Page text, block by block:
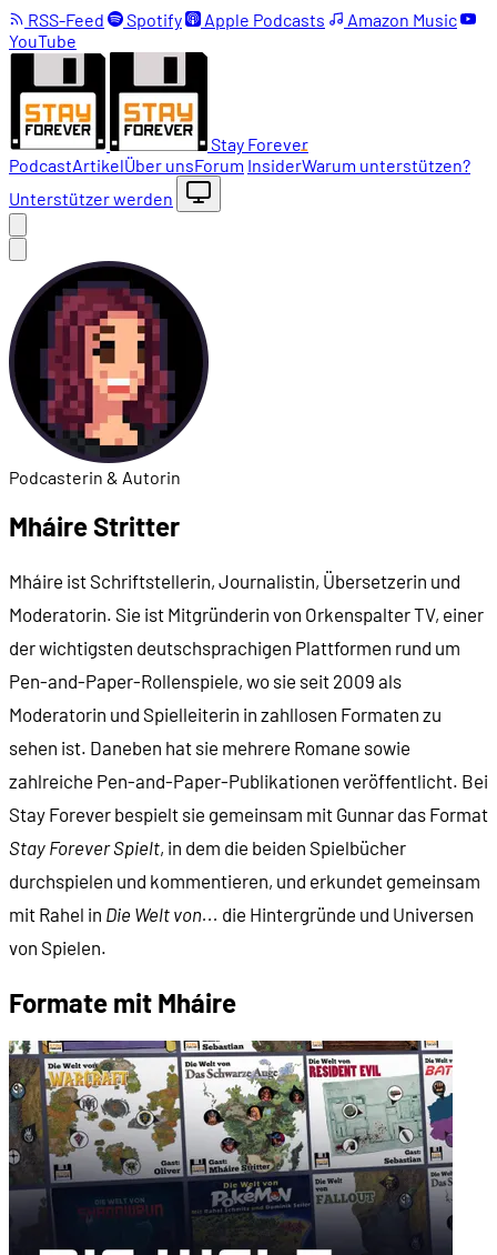
RSS-Feed Spotify Apple Podcasts
Amazon Music
YouTube
Stay Forever
PodcastArtikelÜber unsForum InsiderWarum unterstützen?
Unterstützer werden
Podcasterin & Autorin
Mháire Stritter
Mháire ist Schriftstellerin, Journalistin, Übersetzerin und
Moderatorin. Sie ist Mitgründerin von Orkenspalter TV, einer
der wichtigsten deutschsprachigen Plattformen rund um
Pen-and-Paper-Rollenspiele, wo sie seit 2009 als
Moderatorin und Spielleiterin in zahllosen Formaten zu
sehen ist. Daneben hat sie mehrere Romane sowie
zahlreiche Pen-and-Paper-Publikationen veröffentlicht. Bei
Stay Forever bespielt sie gemeinsam mit Gunnar das Format
Stay Forever Spielt, in dem die beiden Spielbücher
durchspielen und kommentieren, und erkundet gemeinsam
mit Rahel in Die Welt von... die Hintergründe und Universen
von Spielen.
Formate mit Mháire